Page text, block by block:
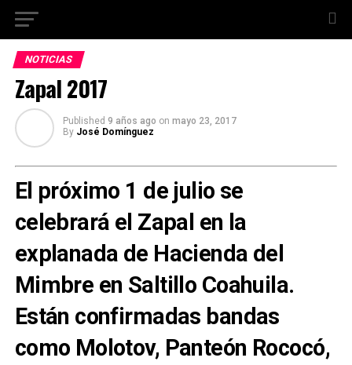
NOTICIAS
Zapal 2017
Published 9 años ago on mayo 23, 2017
By José Domínguez
El próximo 1 de julio se
celebrará el Zapal en la
explanada de Hacienda del
Mimbre en Saltillo Coahuila.
Están confirmadas bandas
como Molotov, Panteón Rococó,